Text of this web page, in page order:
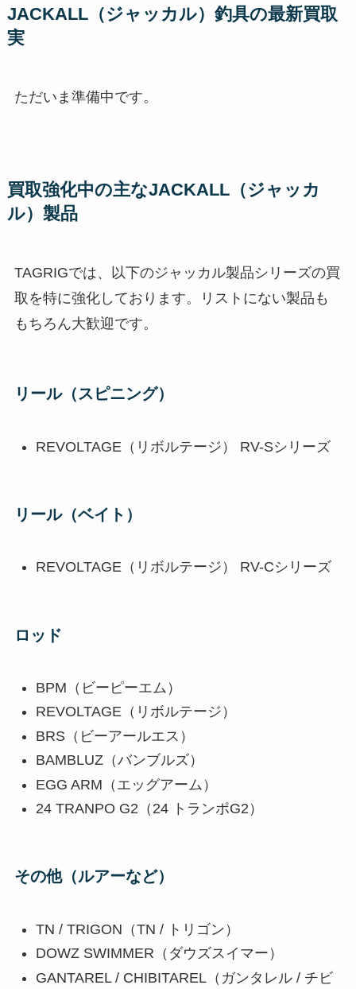
JACKALL（ジャッカル）釣具の最新買取
実
ただいま準備中です。
買取強化中の主なJACKALL（ジャッカ
ル）製品
TAGRIGでは、以下のジャッカル製品シリーズの買
取を特に強化しております。リストにない製品も
もちろん大歓迎です。
リール（スピニング）
REVOLTAGE（リボルテージ） RV-Sシリーズ
リール（ベイト）
REVOLTAGE（リボルテージ） RV-Cシリーズ
ロッド
BPM（ビーピーエム）
REVOLTAGE（リボルテージ）
BRS（ビーアールエス）
BAMBLUZ（バンブルズ）
EGG ARM（エッグアーム）
24 TRANPO G2（24 トランポG2）
その他（ルアーなど）
TN / TRIGON（TN / トリゴン）
DOWZ SWIMMER（ダウズスイマー）
GANTAREL / CHIBITAREL（ガンタレル / チビ